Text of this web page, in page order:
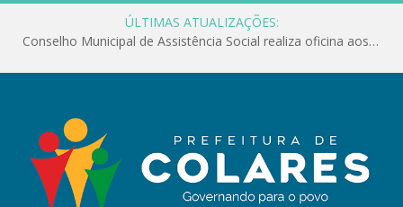
ÚLTIMAS ATUALIZAÇÕES:
Conselho Municipal de Assistência Social realiza oficina aos servidores